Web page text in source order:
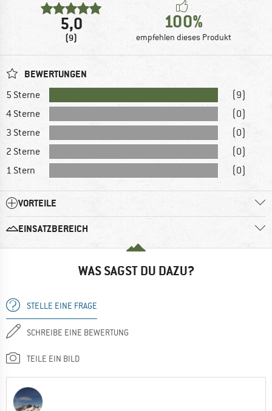
5,0
(9)
100%
empfehlen dieses Produkt
BEWERTUNGEN
5 Sterne
(9)
4 Sterne
(0)
3 Sterne
(0)
2 Sterne
(0)
1 Stern
(0)
VORTEILE
EINSATZBEREICH
WAS SAGST DU DAZU?
STELLE EINE FRAGE
SCHREIBE EINE BEWERTUNG
TEILE EIN BILD